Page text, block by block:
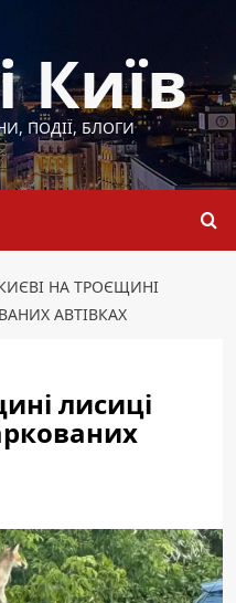
Київ
ПОДІЇ, БЛОГИ
НА ТРОЄЩИНІ
АВТІВКАХ
лисиці